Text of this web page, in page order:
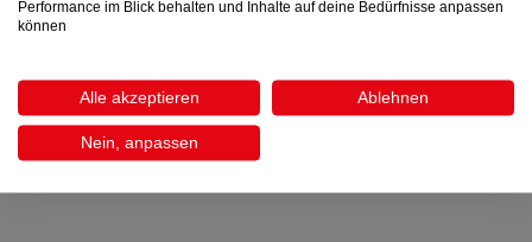
einer unserer beiden Filialen stehen dir unsere
Terminvereinbarungen unter
+43 (0)5288 600-588
(Fügen) oder+43 (0) 512 33533-500
sind selbstverständlich möglich. Das Wetscher
Performance im Blick behalten und Inhalte auf deine Bedürfnisse anpassen
können
Alle akzeptieren Ablehnen
Nein, anpassen